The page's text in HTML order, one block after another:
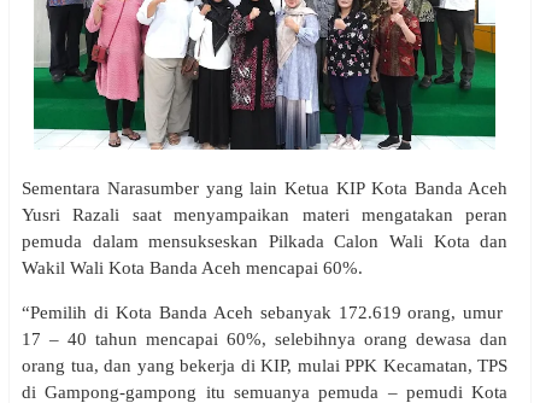
Sementara Narasumber yang lain Ketua KIP Kota Banda Aceh
Yusri Razali saat menyampaikan materi mengatakan peran
pemuda dalam mensukseskan Pilkada Calon Wali Kota dan
Wakil Wali Kota Banda Aceh mencapai 60%.
“Pemilih di Kota Banda Aceh sebanyak 172.619 orang, umur
17 – 40 tahun mencapai 60%, selebihnya orang dewasa dan
orang tua, dan yang bekerja di KIP, mulai PPK Kecamatan, TPS
di Gampong-gampong itu semuanya pemuda – pemudi Kota